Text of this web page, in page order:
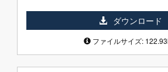
ダウンロード
ファイルサイズ: